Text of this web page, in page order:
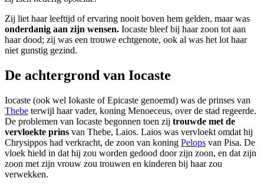
Zij liet haar leeftijd of ervaring nooit boven hem gelden, maar was
onderdanig aan zijn wensen. Iocaste bleef bij haar zoon tot aan
haar dood; zij was een trouwe echtgenote, ook al was het lot haar
niet gunstig gezind.
De achtergrond van Iocaste
Iocaste (ook wel Iokaste of Epicaste genoemd) was de prinses van
Thebe terwijl haar vader, koning Menoeceus, over de stad regeerde.
De problemen van Iocaste begonnen toen zij trouwde met de
vervloekte prins van Thebe, Laios. Laios was vervloekt omdat hij
Chrysippos had verkracht, de zoon van koning Pelops van Pisa. De
vloek hield in dat hij zou worden gedood door zijn zoon, en dat zijn
zoon met zijn vrouw zou trouwen en kinderen bij haar zou
verwekken.